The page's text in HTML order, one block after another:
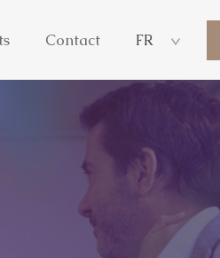
Contact FR